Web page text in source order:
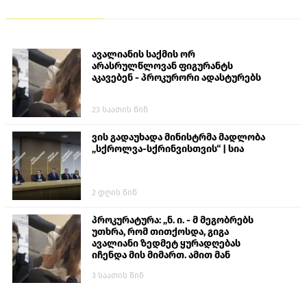
ავალიანის საქმის ორ
არასრულწლოვან ფიგურანტს
აკავებენ - პროკურორი ადასტურებს
23 საათის წინ
ვის გადაუხადა მინისტრმა მადლობა
„სქროლვა-სქრინვისთვის“ | სია
2 დღის წინ
პროკურატურა: „ნ. ი. - მ მეგობრებს
უთხრა, რომ თითქოსდა, გიგა
ავალიანი ზედმეტ ყურადღებას
იჩენდა მის მიმართ. ამით მან
თავს დასხმოდა გიგა ავალიანს“
3 საათის წინ